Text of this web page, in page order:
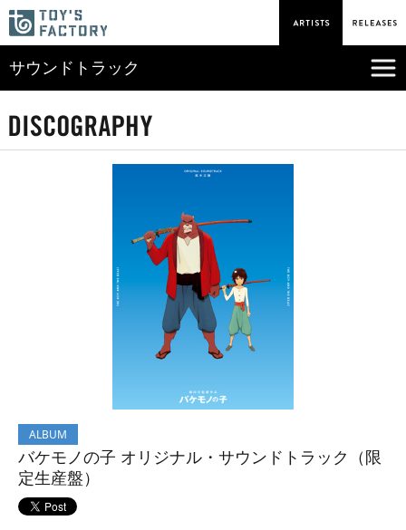
サウンドトラック
ALBUM
バケモノの子 オリジナル・サウンドトラック（限
定生産盤）